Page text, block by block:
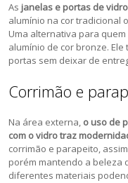
As janelas e portas de vidro
alumínio na cor tradicional
Uma alternativa para
alumínio de cor bronze.
portas sem deixar de
Corrimão e
Na área externa, o uso de
com o vidro traz
corrimão e parapeito,
porém mantendo a beleza
diferentes materiais